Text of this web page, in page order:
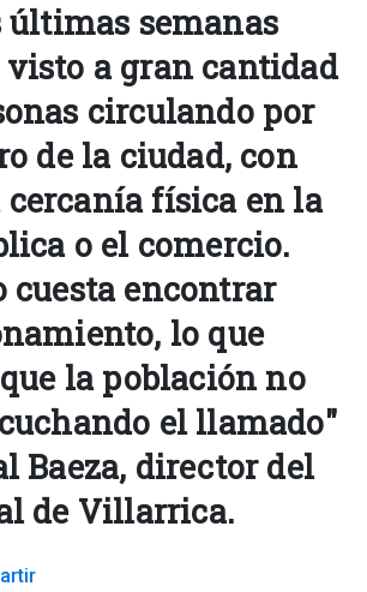
últimas semanas
a gran cantidad
circulando por
de la ciudad, con
física en la
o el comercio.
cuesta encontrar
lo que
la población no
el llamado"
Baeza, director del
de Villarrica.